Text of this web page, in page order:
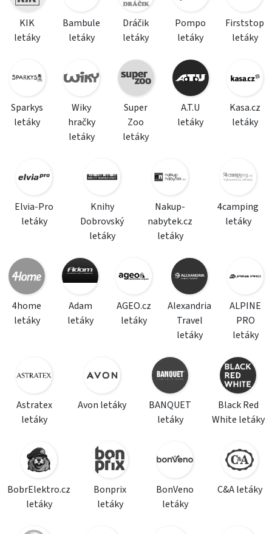
KIK
letáky
Bambule
letáky
Dráčik
letáky
Pompo
letáky
Firststop
letáky
Sparkys
letáky
Wiky
hračky
letáky
Super
Zoo
letáky
A.T.U
letáky
Kasa.cz
letáky
Elvia-Pro
letáky
Knihy
Dobrovský
letáky
Nakup-
nabytek.cz
letáky
4camping
letáky
4home
letáky
Adam
letáky
AGEO.cz
letáky
Alexandria
Travel
letáky
ALPINE
PRO
letáky
Astratex
letáky
Avon letáky
BANQUET
letáky
Black Red
White letáky
BobrElektro.cz
letáky
Bonprix
letáky
BonVeno
letáky
C&A letáky